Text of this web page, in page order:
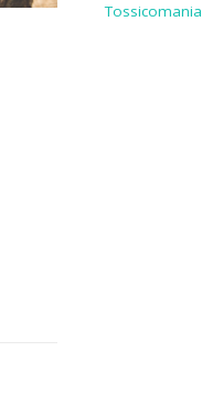
Tossicomania